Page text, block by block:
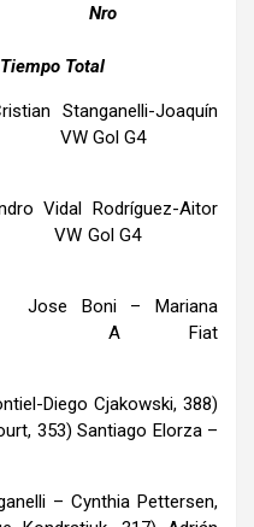
Nro
Total
Joaquín
Gol G4
Rodríguez-Aitor
Gol G4
– Mariana
Fiat
Diego Cjakowski, 388)
353) Santiago Elorza –
– Cynthia Pettersen,